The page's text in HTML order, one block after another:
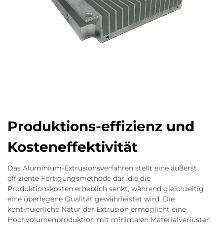
Produktions-effizienz und
Kosteneffektivität
Das Aluminium-Extrusionsverfahren stellt eine äußerst
effiziente Fertigungsmethode dar, die die
Produktionskosten erheblich senkt, während gleichzeitig
eine überlegene Qualität gewährleistet wird. Die
kontinuierliche Natur der Extrusion ermöglicht eine
Hochvolumenproduktion mit minimalen Materialverlusten